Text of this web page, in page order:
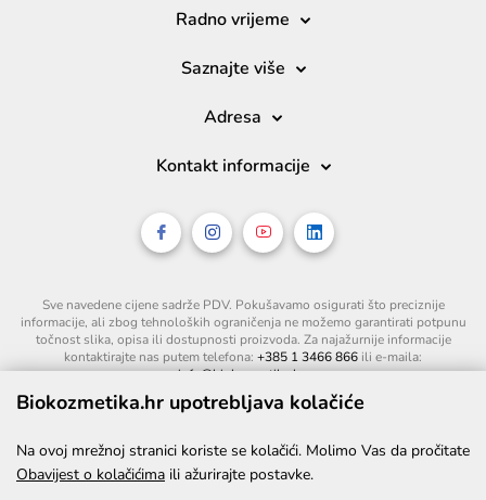
Radno vrijeme
Saznajte više
Adresa
Kontakt informacije
Sve navedene cijene sadrže PDV. Pokušavamo osigurati što preciznije
informacije, ali zbog tehnoloških ograničenja ne možemo garantirati potpunu
točnost slika, opisa ili dostupnosti proizvoda. Za najažurnije informacije
kontaktirajte nas putem telefona: +385 1 3466 866 ili e-maila:
info@biokozmetika.hr.
Biokozmetika.hr upotrebljava kolačiće
Na ovoj mrežnoj stranici koriste se kolačići. Molimo Vas da pročitate
Obavijest o kolačićima ili ažurirajte postavke.